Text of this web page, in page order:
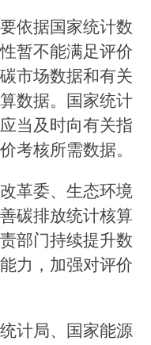
依据国家统计数
暂不能满足评价
市场数据和有关
数据。国家统计
当及时向有关指
考核所需数据。
革委、生态环境
碳排放统计核算
部门持续提升数
力，加强对评价
计局、国家能源